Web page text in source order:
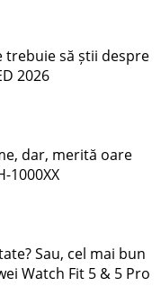
trebuie să știi despre
2026
dar, merită oare
1000XX
Sau, cel mai bun
Watch Fit 5 & 5 Pro